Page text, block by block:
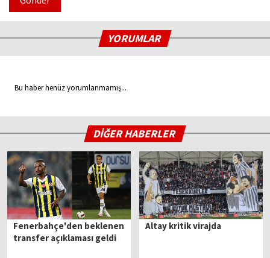
YORUMLAR
Bu haber henüz yorumlanmamış...
DİĞER HABERLER
Fenerbahçe'den beklenen
transfer açıklaması geldi
Altay kritik virajda